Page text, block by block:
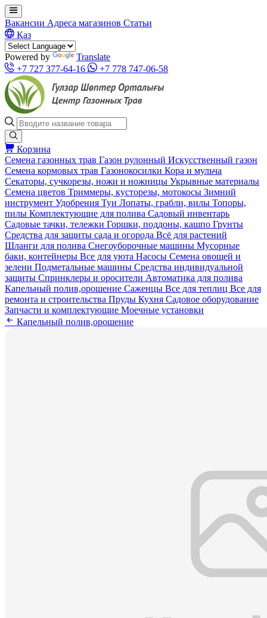
Вакансии Адреса магазинов Статьи
Қаз
Powered by
Translate
+7 727 377-64-16
+7 778 747-06-58
Корзина
Семена газонных трав Газон рулонный Искусственный газон
Семена кормовых трав Газонокосилки Кора и мульча
Секаторы, сучкорезы, ножи и ножницы Укрывные материалы
Семена цветов Триммеры, кусторезы, мотокосы Зимний
инструмент Удобрения Туи Лопаты, грабли, вилы Топоры,
пилы Комплектующие для полива Садовый инвентарь
Садовые тачки, тележки Горшки, поддоны, кашпо Грунты
Средства для защиты сада и огорода Всё для растений
Шланги для полива Снегоуборочные машины Мусорные
баки, контейнеры Все для уюта Насосы Семена овощей и
зелени Подметальные машины Средства индивидуальной
защиты Спринклеры и оросители Автоматика для полива
Капельный полив,орошение Саженцы Все для теплиц Все для
ремонта и строительства Пруды Кухня Садовое оборудование
Запчасти и комплектующие Моечные установки
Капельный полив,орошение